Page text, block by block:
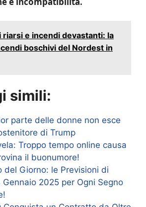
riarsi e incendi devastanti: la
boschivi del Nordest in
simili:
parte delle donne non esce
di Trump
Troppo tempo online causa
il buonumore!
del Giorno: le Previsioni di
2025 per Ogni Segno